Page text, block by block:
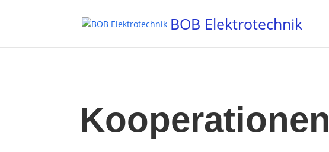
BOB Elektrotechnik
Kooperationen